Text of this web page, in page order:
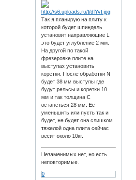
Так я планирую на плиту к
которой будет шпиндель
установит направляющие L
это будет углубление 2 мм.
На другой по такой
фрезеровке плите на
выступах установить
коретки. После обработки N
будет 38 мм выступы где
будут рельсы и коретки 10
мм и так толщина С
останеться 28 мм. Её
уменьшить или пусть так и
будет, не будет она слишком
тяжелой одна плита сейчас
весит около 10кг.
Незаменимых нет, но есть
неповторимые.
0